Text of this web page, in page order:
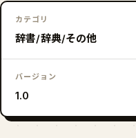
カテゴリ
辞書/辞典/その他
バージョン
1.0